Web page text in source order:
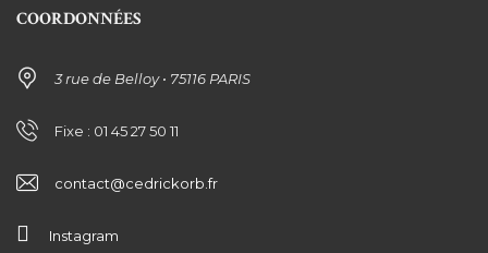
COORDONNÉES
3 rue de Belloy • 75116 PARIS
Fixe : 01 45 27 50 11
contact@cedrickorb.fr
Instagram